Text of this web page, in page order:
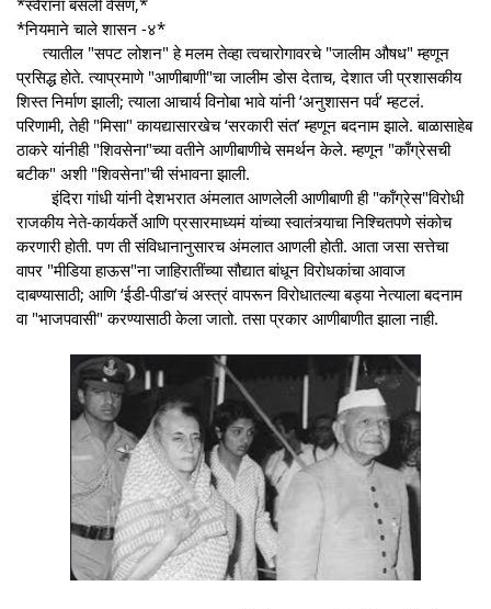
*नियमाने चाले शासन -४*
त्यातील "सपट लोशन" हे मलम तेव्हा त्वचारोगावरचे "जालीम औषध" म्हणून
प्रसिद्ध होते. त्याप्रमाणे "आणीबाणी"चा जालीम डोस देताच, देशात जी प्रशासकीय
शिस्त निर्माण झाली; त्याला आचार्य विनोबा भावे यांनी ‘अनुशासन पर्व’ म्हटलं.
परिणामी, तेही "मिसा" कायद्यासारखेच ‘सरकारी संत’ म्हणून बदनाम झाले. बाळासाहेब
ठाकरे यांनीही "शिवसेना"च्या वतीने आणीबाणीचे समर्थन केले. म्हणून "काँग्रेसची
बटीक" अशी "शिवसेना"ची संभावना झाली.
इंदिरा गांधी यांनी देशभरात अंमलात आणलेली आणीबाणी ही "कॉंग्रेस"विरोधी
राजकीय नेते-कार्यकर्ते आणि प्रसारमाध्यमं यांच्या स्वातंत्र्याचा निश्चितपणे संकोच
करणारी होती. पण ती संविधानानुसारच अंमलात आणली होती. आता जसा सत्तेचा
वापर "मीडिया हाऊस"ना जाहिरातींच्या सौद्यात बांधून विरोधकांचा आवाज
दाबण्यासाठी; आणि ‘ईडी-पीडा’चं अस्त्रं वापरून विरोधातल्या बड्या नेत्याला बदनाम
वा "भाजपवासी" करण्यासाठी केला जातो. तसा प्रकार आणीबाणीत झाला नाही.